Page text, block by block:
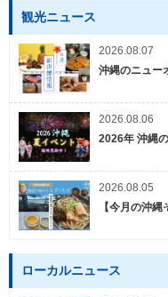
観光ニュース
2026.08.07
沖縄のニュー
2026.08.06
2026年 沖縄
2026.08.05
【今月の沖
ローカルニュース